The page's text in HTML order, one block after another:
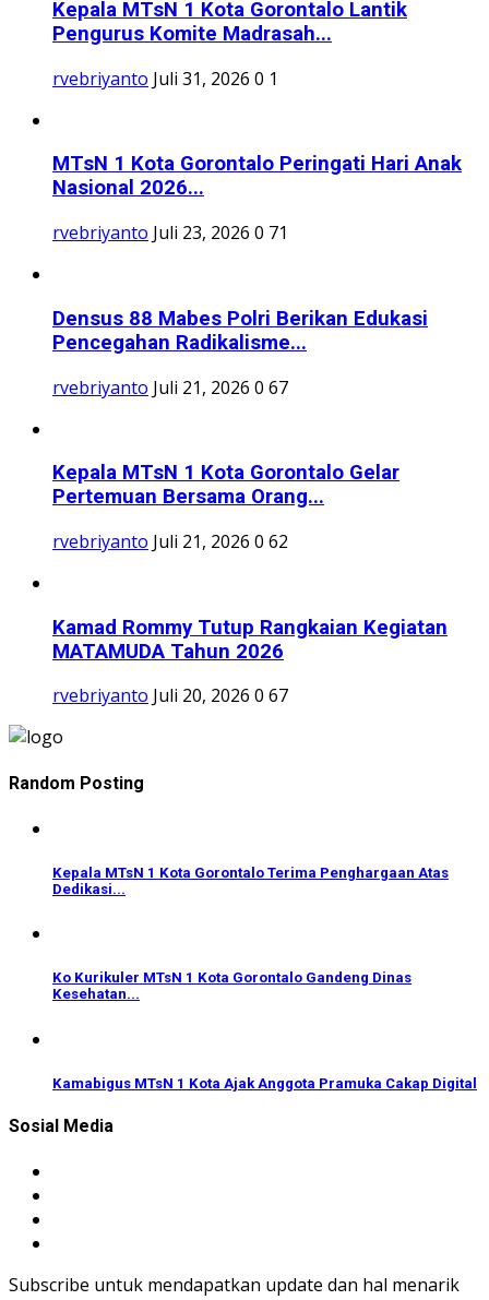
Kepala MTsN 1 Kota Gorontalo Lantik
Pengurus Komite Madrasah...
rvebriyanto Juli 31, 2026 0 1
MTsN 1 Kota Gorontalo Peringati Hari Anak
Nasional 2026...
rvebriyanto Juli 23, 2026 0 71
Densus 88 Mabes Polri Berikan Edukasi
Pencegahan Radikalisme...
rvebriyanto Juli 21, 2026 0 67
Kepala MTsN 1 Kota Gorontalo Gelar
Pertemuan Bersama Orang...
rvebriyanto Juli 21, 2026 0 62
Kamad Rommy Tutup Rangkaian Kegiatan
MATAMUDA Tahun 2026
rvebriyanto Juli 20, 2026 0 67
Random Posting
Kepala MTsN 1 Kota Gorontalo Terima Penghargaan Atas
Dedikasi...
Ko Kurikuler MTsN 1 Kota Gorontalo Gandeng Dinas
Kesehatan...
Kamabigus MTsN 1 Kota Ajak Anggota Pramuka Cakap Digital
Sosial Media
Subscribe untuk mendapatkan update dan hal menarik